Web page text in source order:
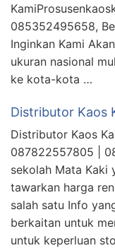
085352495658,
Inginkan Kami
ukuran nasional
ke kota-kota …
Distributor Kaos
Distributor Kaos
087822557805 |
sekolah Mata Kaki
tawarkan harga
salah satu Info
berkaitan untuk
untuk keperluan